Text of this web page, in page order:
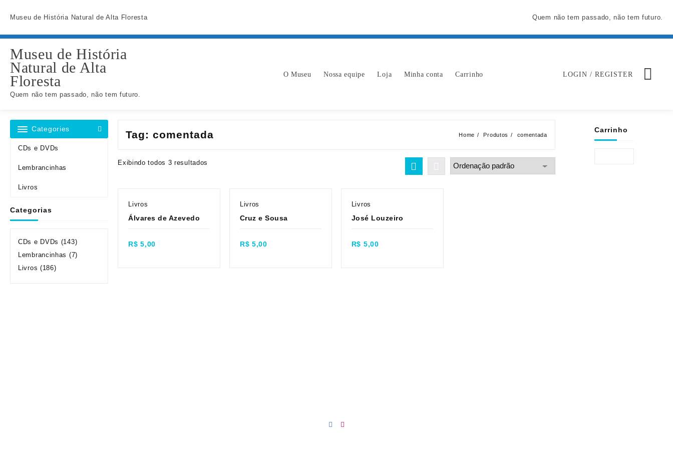
Museu de História Natural de Alta Floresta Quem não tem passado, não tem futuro.
Museu de História
Natural de Alta
Floresta
Quem não tem passado, não tem futuro.
O Museu Nossa equipe Loja Minha conta Carrinho LOGIN / REGISTER
Categories
CDs e DVDs
Lembrancinhas
Livros
Categorias
CDs e DVDs (143)
Lembrancinhas (7)
Livros (186)
Tag:comentada Home Produtos comentada
Exibindo todos 3 resultados
Livros
Álvares de Azevedo
R$ 5,00
Livros
Cruz e Sousa
R$ 5,00
Livros
José Louzeiro
R$ 5,00
Carrinho